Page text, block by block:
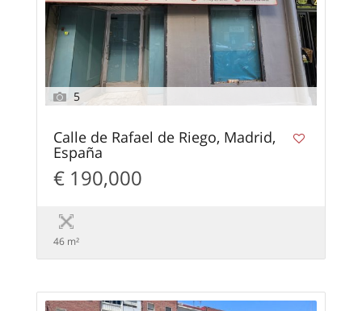
5
Calle de Rafael de Riego, Madrid,
España
€ 190,000
46 m²